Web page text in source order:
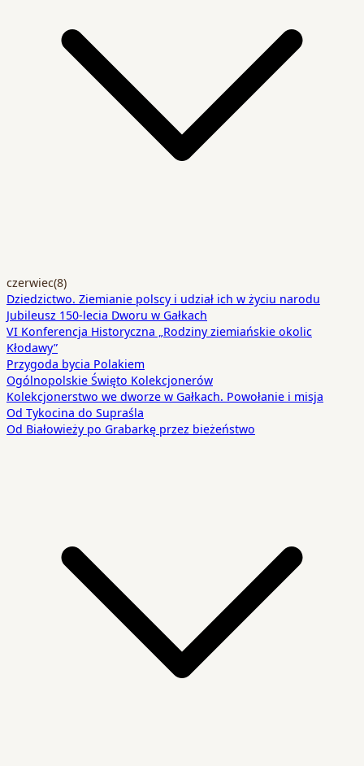
czerwiec(8)
Dziedzictwo. Ziemianie polscy i udział ich w życiu narodu
Jubileusz 150-lecia Dworu w Gałkach
VI Konferencja Historyczna „Rodziny ziemiańskie okolic
Kłodawy”
Przygoda bycia Polakiem
Ogólnopolskie Święto Kolekcjonerów
Kolekcjonerstwo we dworze w Gałkach. Powołanie i misja
Od Tykocina do Supraśla
Od Białowieży po Grabarkę przez bieżeństwo